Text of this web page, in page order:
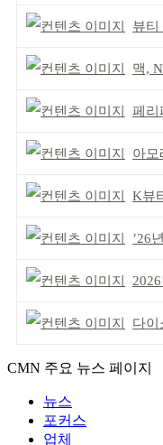
뷰티
맥,
페리
아모
K뷰티
’26년
2026
다이
CMN 주요 뉴스 페이지
뉴스
포커스
업체